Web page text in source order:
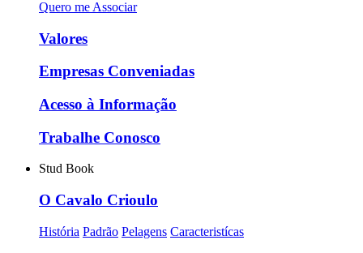
Quero me Associar
Valores
Empresas Conveniadas
Acesso à Informação
Trabalhe Conosco
Stud Book
O Cavalo Crioulo
História Padrão Pelagens Caracteristícas